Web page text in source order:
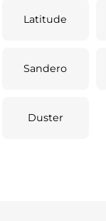
Latitude
Sandero
Duster